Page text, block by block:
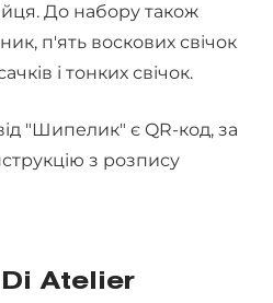
До набору також
п'ять воскових свічок
і тонких свічок.
"Шипелик" є QR-код, за
з розпису
Di Atelier